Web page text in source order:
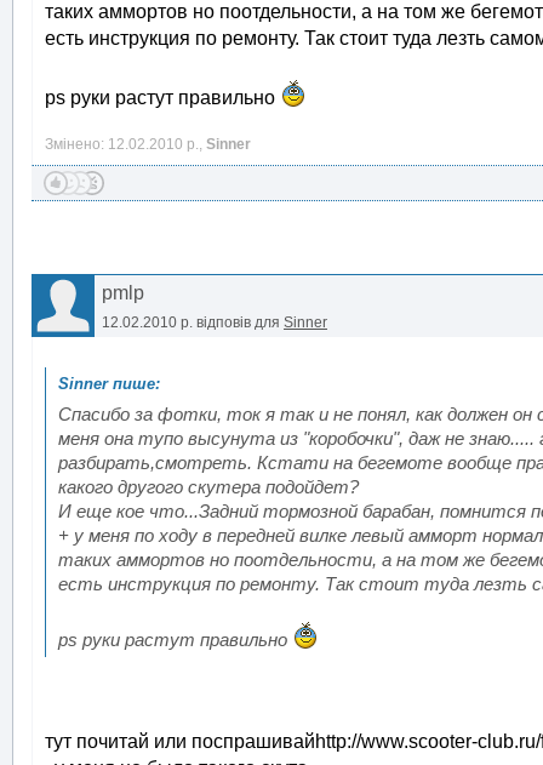
таких аммортов но поотдельности, а на том же
есть инструкция по ремонту. Так стоит туда лезть
ps руки растут правильно
Змінено: 12.02.2010 р., Sinner
pmlp
12.02.2010 р. відповів для Sinner
Спасибо за фотки, ток я так и не понял, как должен он
меня она тупо высунута из "коробочки", даж не
разбирать,смотреть. Кстати на бегемоте вообще
какого другого скутера подойдет?
И еще кое что...Задний тормозной барабан, помнится
+ у меня по ходу в передней вилке левый амморт
таких аммортов но поотдельности, а на том же
есть инструкция по ремонту. Так стоит туда лезть
ps руки растут правильно
тут почитай или поспрашивайhttp://www.scooter-